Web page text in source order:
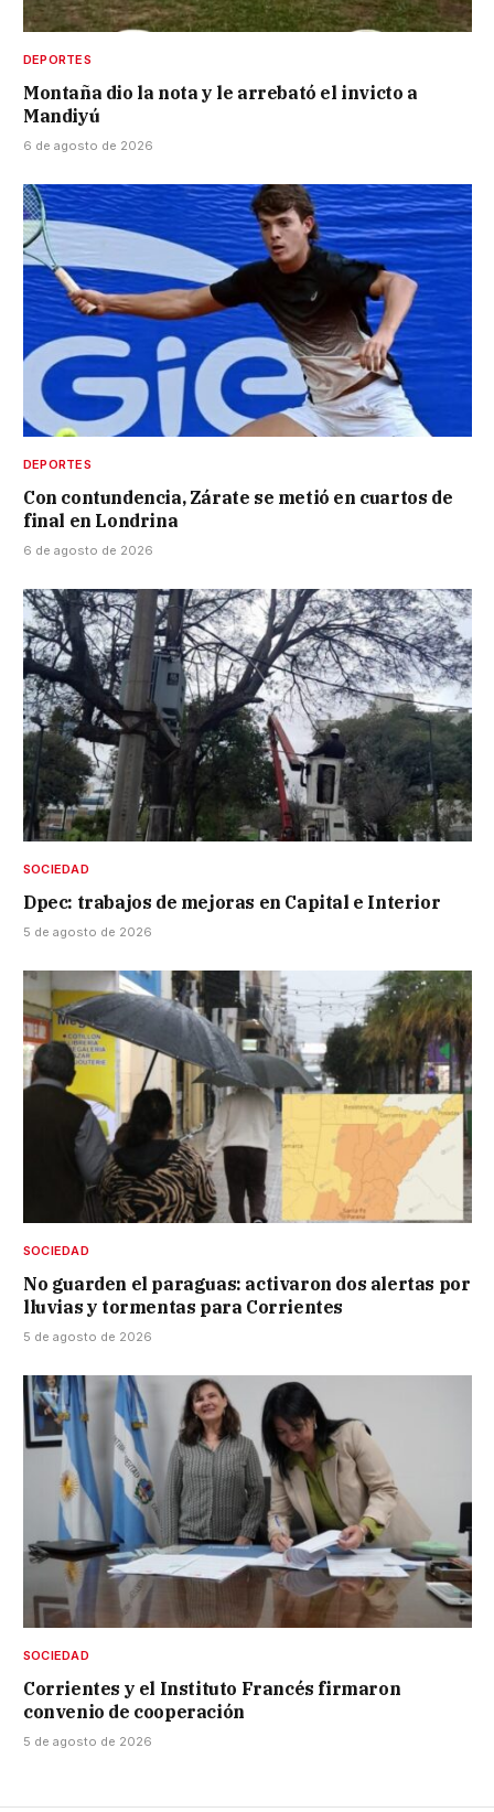
DEPORTES
Montaña dio la nota y le arrebató el invicto a
Mandiyú
6 de agosto de 2026
DEPORTES
Con contundencia, Zárate se metió en cuartos de
final en Londrina
6 de agosto de 2026
SOCIEDAD
Dpec: trabajos de mejoras en Capital e Interior
5 de agosto de 2026
SOCIEDAD
No guarden el paraguas: activaron dos alertas por
lluvias y tormentas para Corrientes
5 de agosto de 2026
SOCIEDAD
Corrientes y el Instituto Francés firmaron
convenio de cooperación
5 de agosto de 2026